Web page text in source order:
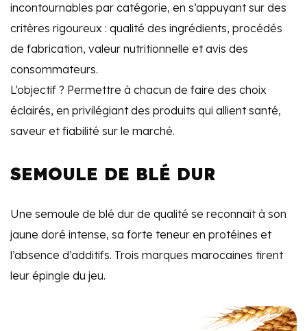
incontournables par catégorie, en s’appuyant sur des
critères rigoureux : qualité des ingrédients, procédés
de fabrication, valeur nutritionnelle et avis des
consommateurs.
L’objectif ? Permettre à chacun de faire des choix
éclairés, en privilégiant des produits qui allient santé,
saveur et fiabilité sur le marché.
SEMOULE DE BLÉ DUR
Une semoule de blé dur de qualité se reconnaît à son
jaune doré intense, sa forte teneur en protéines et
l’absence d’additifs. Trois marques marocaines tirent
leur épingle du jeu.